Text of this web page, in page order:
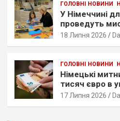
ГОЛОВНІ НОВИНИ
У Німеччині
проведуть
воркшоп із
18 Липня 2026
ГОЛОВНІ НОВИНИ
Німецькі
тисяч євро в
перевірки
17 Липня 2026